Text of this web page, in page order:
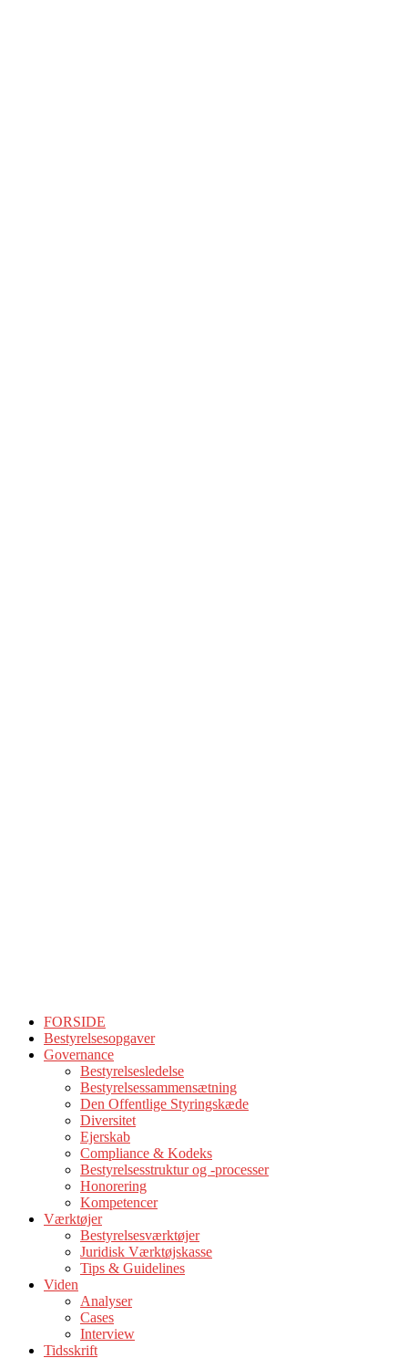
FORSIDE
Bestyrelsesopgaver
Governance
Bestyrelsesledelse
Bestyrelsessammensætning
Den Offentlige Styringskæde
Diversitet
Ejerskab
Compliance & Kodeks
Bestyrelsesstruktur og -processer
Honorering
Kompetencer
Værktøjer
Bestyrelsesværktøjer
Juridisk Værktøjskasse
Tips & Guidelines
Viden
Analyser
Cases
Interview
Tidsskrift